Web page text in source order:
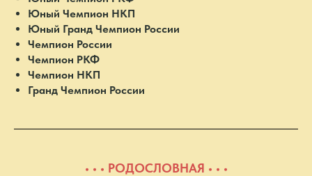
Юный Чемпион НКП
Юный Гранд Чемпион России
Чемпион России
Чемпион РКФ
Чемпион НКП
Гранд Чемпион России
• • • РОДОСЛОВНАЯ • • •